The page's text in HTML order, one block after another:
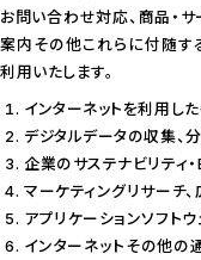
お問い合わせ対応、商品・
案内その他これらに付随
利用いたします。
インターネットを利用し
デジタルデータの収集、
企業のサステナビリティ
マーケティングリサーチ
アプリケーションソフト
インターネットその他の